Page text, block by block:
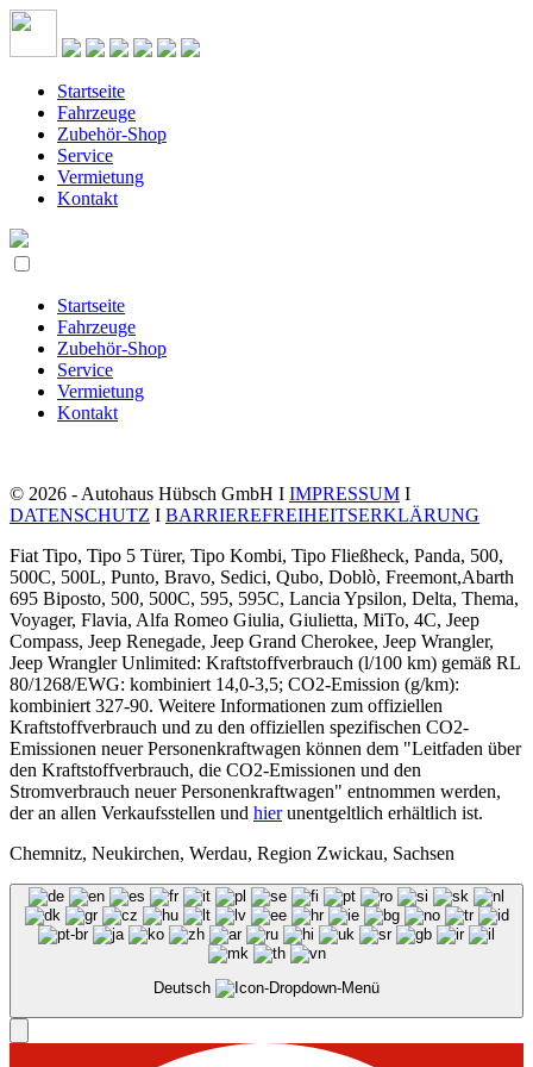
Startseite
Fahrzeuge
Zubehör-Shop
Service
Vermietung
Kontakt
Startseite
Fahrzeuge
Zubehör-Shop
Service
Vermietung
Kontakt
© 2026 - Autohaus Hübsch GmbH I IMPRESSUM I
DATENSCHUTZ I BARRIEREFREIHEITSERKLÄRUNG
Fiat Tipo, Tipo 5 Türer, Tipo Kombi, Tipo Fließheck, Panda, 500,
500C, 500L, Punto, Bravo, Sedici, Qubo, Doblò, Freemont,Abarth
695 Biposto, 500, 500C, 595, 595C, Lancia Ypsilon, Delta, Thema,
Voyager, Flavia, Alfa Romeo Giulia, Giulietta, MiTo, 4C, Jeep
Compass, Jeep Renegade, Jeep Grand Cherokee, Jeep Wrangler,
Jeep Wrangler Unlimited: Kraftstoffverbrauch (l/100 km) gemäß RL
80/1268/EWG: kombiniert 14,0-3,5; CO2-Emission (g/km):
kombiniert 327-90. Weitere Informationen zum offiziellen
Kraftstoffverbrauch und zu den offiziellen spezifischen CO2-
Emissionen neuer Personenkraftwagen können dem "Leitfaden über
den Kraftstoffverbrauch, die CO2-Emissionen und den
Stromverbrauch neuer Personenkraftwagen" entnommen werden,
der an allen Verkaufsstellen und hierunentgeltlich erhältlich ist.
Chemnitz, Neukirchen, Werdau, Region Zwickau, Sachsen
Deutsch